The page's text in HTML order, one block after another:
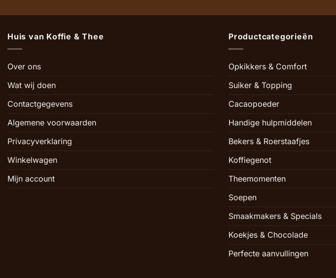
Huis van Koffie & Thee
Over ons
Wat wij doen
Contactgegevens
Algemene voorwaarden
Privacyverklaring
Winkelwagen
Mijn account
Productcategorieën
Opkikkers & Comfort
Suiker & Topping
Cacaopoeder
Handige hulpmiddelen
Bekers & Roerstaafjes
Koffiegenot
Theemomenten
Soepen
Smaakmakers & Specials
Koekjes & Chocolade
Perfecte aanvullingen